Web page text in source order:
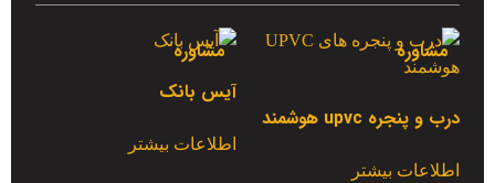
درب و پنجره upvc هوشمند
مشاوره
اطلاعات بیشتر
آیس بانک
مشاوره
اطلاعات بیشتر